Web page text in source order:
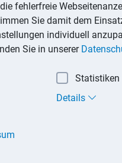
durch
werden
korrespondieren
Konten. Auf
fehlerfreie
Sie damit dem
individuell
Sie in unserer
Statistiken
Details